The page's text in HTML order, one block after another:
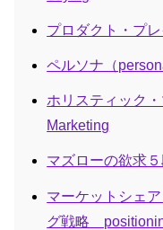
プロダクト・プ
ペルソナ（
ホリスティック
Marketing
マズローの欲求
マーケットシェ
グ戦略